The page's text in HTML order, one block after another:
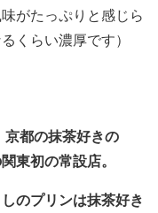
がたっぷりと感じら
くらい濃厚です）
京都の抹茶好きの
東初の常設店。
のプリンは抹茶好き